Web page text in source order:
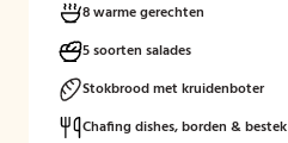
8 warme gerechten
5 soorten salades
Stokbrood met kruidenboter
Chafing dishes, borden & bestek